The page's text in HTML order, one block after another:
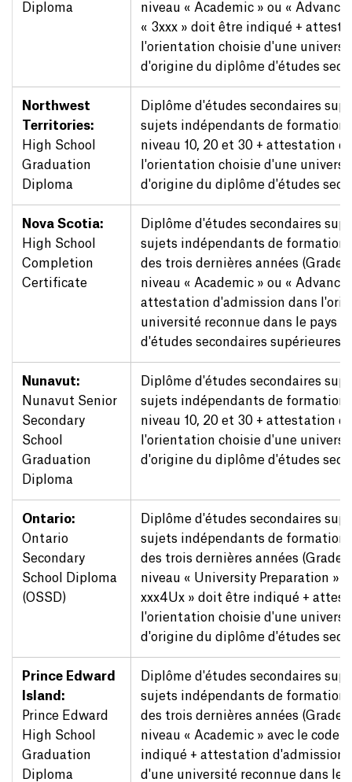
Diploma
niveau « Academic » ou «
« 3xxx » doit être indiqué +
l'orientation choisie d'une
d'origine du diplôme d'études
Northwest
Territories:
High School
Graduation
Diploma
Diplôme d'études secondaires
sujets indépendants de formation
niveau 10, 20 et 30 + attestation
l'orientation choisie d'une
d'origine du diplôme d'études
Nova Scotia:
High School
Completion
Certificate
Diplôme d'études secondaires
sujets indépendants de formation
des trois dernières années (Grades
niveau « Academic » ou «
attestation d'admission dans
université reconnue dans le pays
d'études secondaires supérieures
Nunavut:
Nunavut Senior
Secondary
School
Graduation
Diploma
Diplôme d'études secondaires
sujets indépendants de formation
niveau 10, 20 et 30 + attestation
l'orientation choisie d'une
d'origine du diplôme d'études
Ontario:
Ontario
Secondary
School Diploma
(OSSD)
Diplôme d'études secondaires
sujets indépendants de formation
des trois dernières années (Grades
niveau « University Preparation »
xxx4Ux » doit être indiqué +
l'orientation choisie d'une
d'origine du diplôme d'études
Prince Edward
Island:
Prince Edward
High School
Graduation
Diploma
Diplôme d'études secondaires
sujets indépendants de formation
des trois dernières années (Grades
niveau « Academic » avec le code
indiqué + attestation d'admission
d'une université reconnue dans le